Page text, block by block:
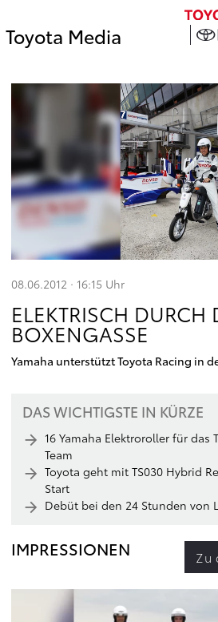
Toyota Media
08.06.2012 · 16:15 Uhr
ELEKTRISCH DURCH
BOXENGASSE
Yamaha unterstützt Toyota Racing in
DAS WICHTIGSTE IN KÜRZE
16 Yamaha Elektroroller für das
Team
Toyota geht mit TS030 Hybrid
Start
Debüt bei den 24 Stunden von
IMPRESSIONEN